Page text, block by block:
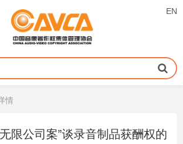
EN
情
限公司案”谈录音制品获酬权的